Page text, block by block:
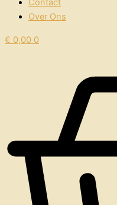
Contact
Over Ons
€ 0,00 0